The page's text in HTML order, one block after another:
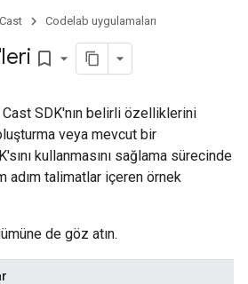
Cast Codelab uygulamaları
bookmark_border
Cast SDK'nın belirli özelliklerini
veya mevcut bir
kullanmasını sağlama sürecinde
adım talimatlar içeren örnek
de göz atın.